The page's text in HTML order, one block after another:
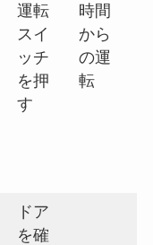
運転
スイ
ッチ
を押
す
時間
から
の運
転
ドア
を確